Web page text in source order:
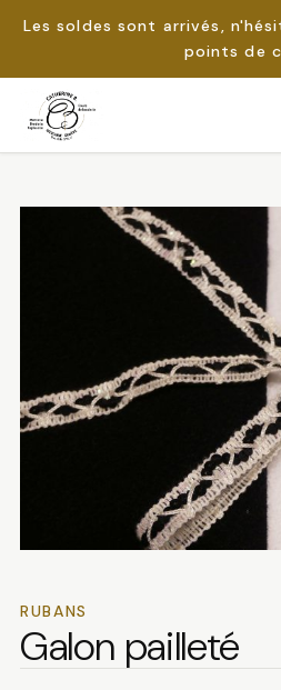
Les soldes sont arrivés,
points de
Passer
RUBANS
Galon pailleté